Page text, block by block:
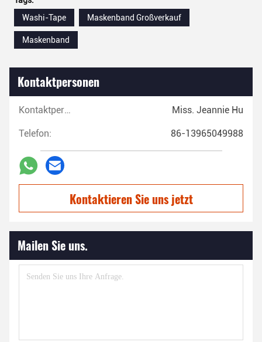
Washi-Tape
Maskenband Großverkauf
Maskenband
Kontaktpersonen
Kontaktpersonen: Miss. Jeannie Hu
Telefon: 86-13965049988
Kontaktieren Sie uns jetzt
Mailen Sie uns.